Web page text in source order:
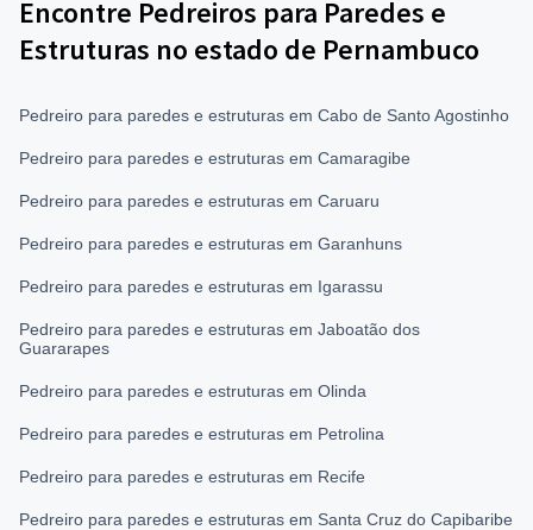
Encontre Pedreiros para Paredes e
Estruturas no estado de Pernambuco
Pedreiro para paredes e estruturas em Cabo de Santo Agostinho
Pedreiro para paredes e estruturas em Camaragibe
Pedreiro para paredes e estruturas em Caruaru
Pedreiro para paredes e estruturas em Garanhuns
Pedreiro para paredes e estruturas em Igarassu
Pedreiro para paredes e estruturas em Jaboatão dos
Guararapes
Pedreiro para paredes e estruturas em Olinda
Pedreiro para paredes e estruturas em Petrolina
Pedreiro para paredes e estruturas em Recife
Pedreiro para paredes e estruturas em Santa Cruz do Capibaribe